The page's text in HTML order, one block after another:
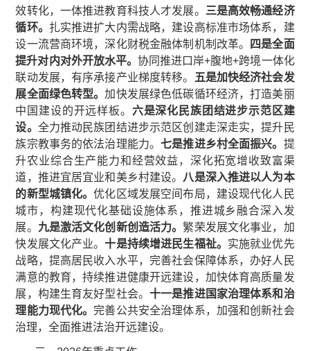
效转化，一体推进教育科技人才发展。 三是高效畅通经济
循环。 扎实推进扩大内需战略，建设高标准市场体系，建
设一流营商环境，深化财税金融体制机制改革。
四是全面
提升对内对外开放水平。 协同推进口岸+腹地+跨境一体化
联动发展，有序承接产业梯度转移。
五是加快经济社会发
展全面绿色转型。加快发展绿色低碳循环经济，打造美丽
中国建设的开远样板。 六是深化民族团结进步示范区建
设。 全力推动民族团结进步示范区创建走深走实，提升民
族宗教事务的依法治理能力。七是推进乡村全面振兴。 提
升农业综合生产能力和经营效益，深化拓宽增收致富渠
道，推进宜居宜业和美乡村建设。 八是深入推进以人为本
的新型城镇化。优化区域发展空间布局，建设现代化人民
城市，构建现代化基础设施体系，推进城乡融合深入发
展。 九是激活文化创新创造活力。繁荣发展文化事业，加
快发展文化产业。十是持续增进民生福祉。 实施就业优先
战略，提高居民收入水平，完善社会保障体系，办好人民
满意的教育，持续推进健康开远建设，加快体育高质量发
展，构建生育友好型社会。 十一是推进国家治理体系和治
理能力现代化。 完善公共安全治理体系，加强和创新社会
治理，全面推进法治开远建设。